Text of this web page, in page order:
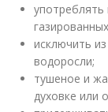
употреблять
исключить
водоросли;
тушеное и
духовке или